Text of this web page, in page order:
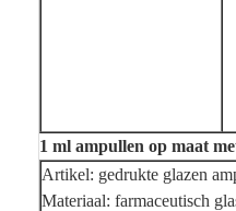
1 ml ampullen op maat
Artikel: gedrukte glazen
Materiaal: farmaceutisch